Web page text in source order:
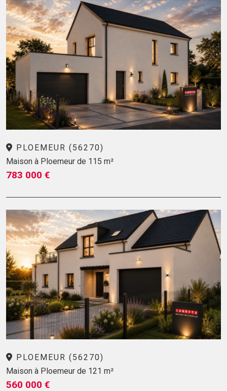
PLOEMEUR (56270)
Maison à Ploemeur de 115 m²
783 000 €
PLOEMEUR (56270)
Maison à Ploemeur de 121 m²
560 000 €